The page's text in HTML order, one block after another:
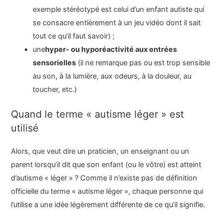
exemple stéréotypé est celui d’un enfant autiste qui
se consacre entièrement à un jeu vidéo dont il sait
tout ce qu’il faut savoir) ;
unehyper- ou hyporéactivité aux entrées
sensorielles (il ne remarque pas ou est trop sensible
au son, à la lumière, aux odeurs, à la douleur, au
toucher, etc.)
Quand le terme « autisme léger » est
utilisé
Alors, que veut dire un praticien, un enseignant ou un
parent lorsqu’il dit que son enfant (ou le vôtre) est atteint
d’autisme « léger » ? Comme il n’existe pas de définition
officielle du terme « autisme léger », chaque personne qui
l’utilise a une idée légèrement différente de ce qu’il signifie.